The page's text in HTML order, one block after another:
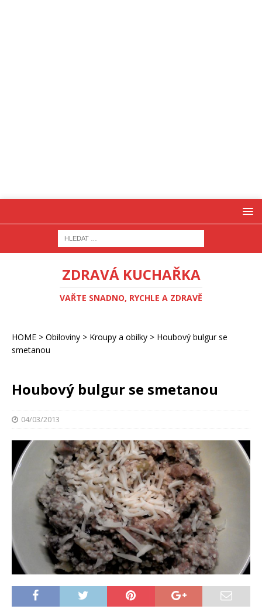
ZDRAVÁ KUCHAŘKA
VAŘTE SNADNO, RYCHLE A ZDRAVĚ
HOME > Obiloviny > Kroupy a obilky > Houbový bulgur se
smetanou
Houbový bulgur se smetanou
04/03/2013